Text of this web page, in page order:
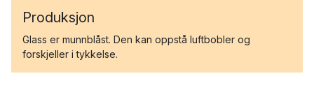
Produksjon
Glass er munnblåst. Den kan oppstå luftbobler og
forskjeller i tykkelse.